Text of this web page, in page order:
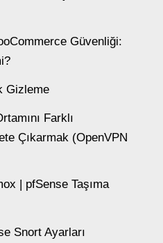
Güvenliği:
Gizleme
Farklı
Çıkarmak (OpenVPN
| pfSense Taşıma
Snort Ayarları